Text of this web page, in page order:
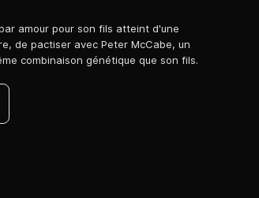
amour pour son fils atteint d'une
de pactiser avec Peter McCabe, un
combinaison génétique que son fils.